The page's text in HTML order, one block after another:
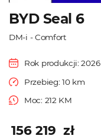
BYD Seal 6
DM-i - Comfort
Rok produkcji: 2026
Przebieg: 10 km
Moc: 212 KM
156 219 zł